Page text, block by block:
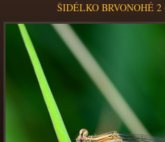
ŠIDÉLKO BRVONOHÉ 2